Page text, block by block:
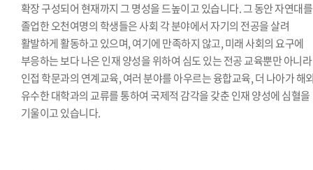
확장 구성되어 현재까지 그 명성을 드높이고 있습니다. 그 동안 자연대를
졸업한 오천여명의 학생들은 사회 각 분야에서 자기의 전공을 살려
활발하게 활동하고 있으며, 여기에 만족하지 않고, 미래 사회의 요구에
부응하는 보다 나은 인재 양성을 위하여 심도 있는 전공 교육뿐만 아니라
인접 학문과의 연계교육, 여러 분야를 아우르는 융합교육, 더 나아가 해
유수한 대학과의 교류를 통하여 국제적 감각을 갖춘 인재 양성에 심혈을
기울이고 있습니다.